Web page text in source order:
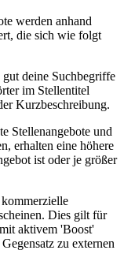
werden anhand
die sich wie folgt
deine Suchbegriffe
im Stellentitel
Kurzbeschreibung.
Stellenangebote und
erhalten eine höhere
ist oder je größer
Dies gilt für
aktivem 'Boost'
zu externen